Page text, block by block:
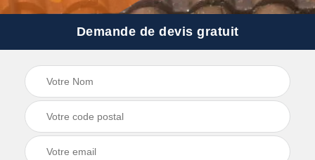
Demande de devis gratuit